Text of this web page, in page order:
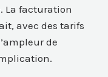
La facturation
avec des tarifs
de